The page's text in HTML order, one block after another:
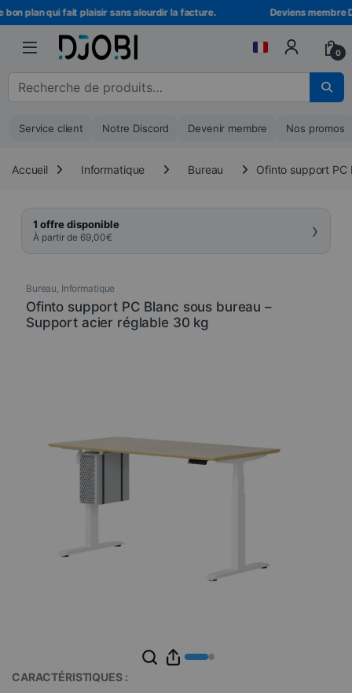
Skip to navigation
Skip to content
plan qui fait plaisir sans alourdir la facture. Deviens membre
0
Recherche pour :
Service client Notre Discord Devenir membre Nos promos
Accueil Informatique Bureau Ofinto support PC
1 offre disponible
À partir de 69,00€ ›
Bureau, Informatique
Ofinto support PC Blanc sous bureau –
Support acier réglable 30 kg
CARACTÉRISTIQUES :